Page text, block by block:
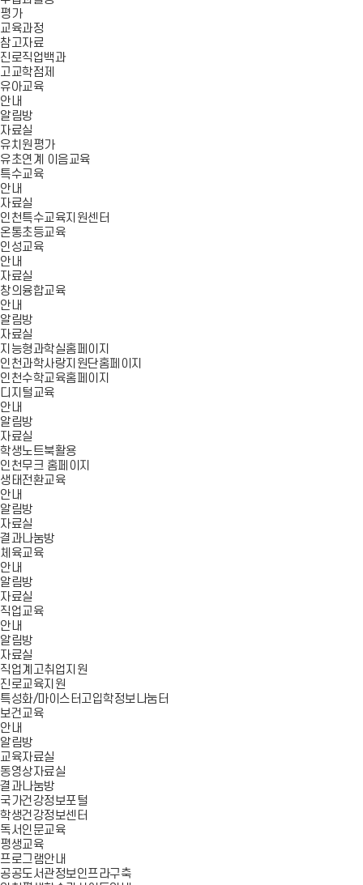
평가
교육과정
참고자료
진로직업백과
고교학점제
유아교육
안내
알림방
자료실
유치원평가
유초연계 이음교육
특수교육
안내
자료실
인천특수교육지원센터
온통초등교육
인성교육
안내
자료실
창의융합교육
안내
알림방
자료실
지능형과학실홈페이지
인천과학사랑지원단홈페이지
인천수학교육홈페이지
디지털교육
안내
알림방
자료실
학생노트북활용
인천무크 홈페이지
생태전환교육
안내
알림방
자료실
결과나눔방
체육교육
안내
알림방
자료실
직업교육
안내
알림방
자료실
직업계고취업지원
진로교육지원
특성화/마이스터고입학정보나눔터
보건교육
안내
알림방
교육자료실
동영상자료실
결과나눔방
국가건강정보포털
학생건강정보센터
독서인문교육
평생교육
프로그램안내
공공도서관정보인프라구축